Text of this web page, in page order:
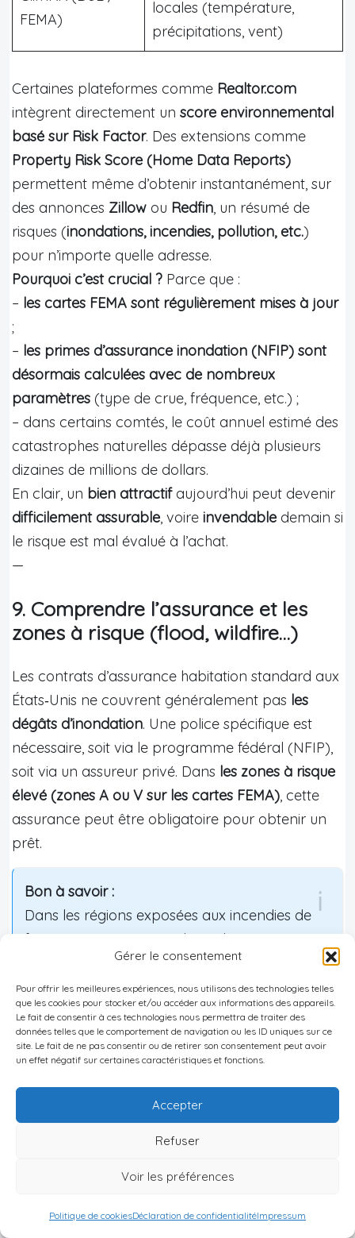
Gérer le consentement
Pour offrir les meilleures expériences, nous utilisons des technologies telles
que les cookies pour stocker et/ou accéder aux informations des appareils.
Le fait de consentir à ces technologies nous permettra de traiter des
données telles que le comportement de navigation ou les ID uniques sur ce
site. Le fait de ne pas consentir ou de retirer son consentement peut avoir
un effet négatif sur certaines caractéristiques et fonctions.
Accepter
Refuser
Voir les préférences
Politique de cookiesDéclaration de confidentialitéImpressum
FEMA)
locales (température,
précipitations, vent)
Certaines plateformes comme Realtor.com
intègrent directement un score environnemental
basé sur Risk Factor. Des extensions comme
Property Risk Score (Home Data Reports)
permettent même d’obtenir instantanément, sur
des annonces Zillow ou Redfin, un résumé de
risques (inondations, incendies, pollution, etc.)
pour n’importe quelle adresse.
Pourquoi c’est crucial ? Parce que :
– les cartes FEMA sont régulièrement mises à jour
;
– les primes d’assurance inondation (NFIP) sont
désormais calculées avec de nombreux
paramètres (type de crue, fréquence, etc.) ;
– dans certains comtés, le coût annuel estimé des
catastrophes naturelles dépasse déjà plusieurs
dizaines de millions de dollars.
En clair, un bien attractifaujourd’hui peut devenir
difficilement assurable, voire invendable demain si
le risque est mal évalué à l’achat.
—
9. Comprendre l’assurance et les
zones à risque (flood, wildfire…)
Les contrats d’assurance habitation standard aux
États‑Unis ne couvrent généralement pas les
dégâts d’inondation. Une police spécifique est
nécessaire, soit via le programme fédéral (NFIP),
soit via un assureur privé. Dans les zones à risque
élevé (zones A ou V sur les cartes FEMA), cette
assurance peut être obligatoire pour obtenir un
prêt.
Bon à savoir :
Dans les régions exposées aux incendies de
forêt ou aux ouragans, des polices
supplémentaires ou des franchises très
élevées peuvent s’appliquer. Des outils comme
Hazard Hub ou les scores agrégés par des
acteurs de data climatique permettent
d’estimer ces risques.
la probabilité d’un sinistre;
la zone FEMA;